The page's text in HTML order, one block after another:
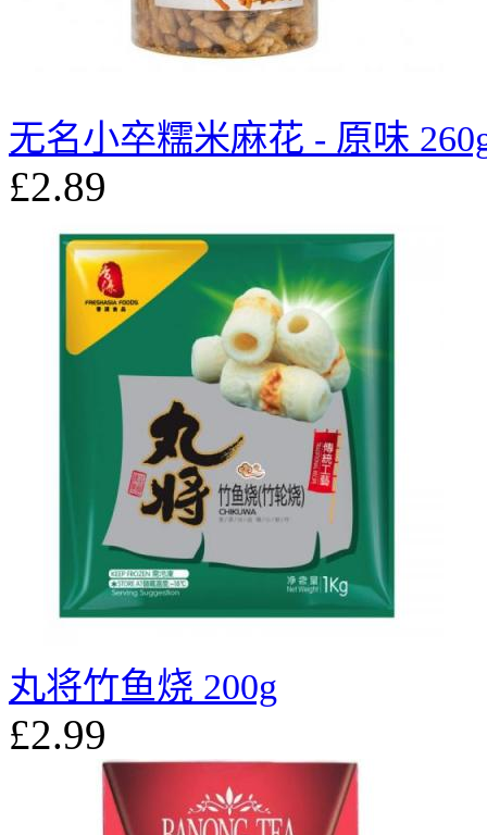
无名小卒糯米麻花 - 原味
£2.89
丸将竹鱼烧 200g
£2.99